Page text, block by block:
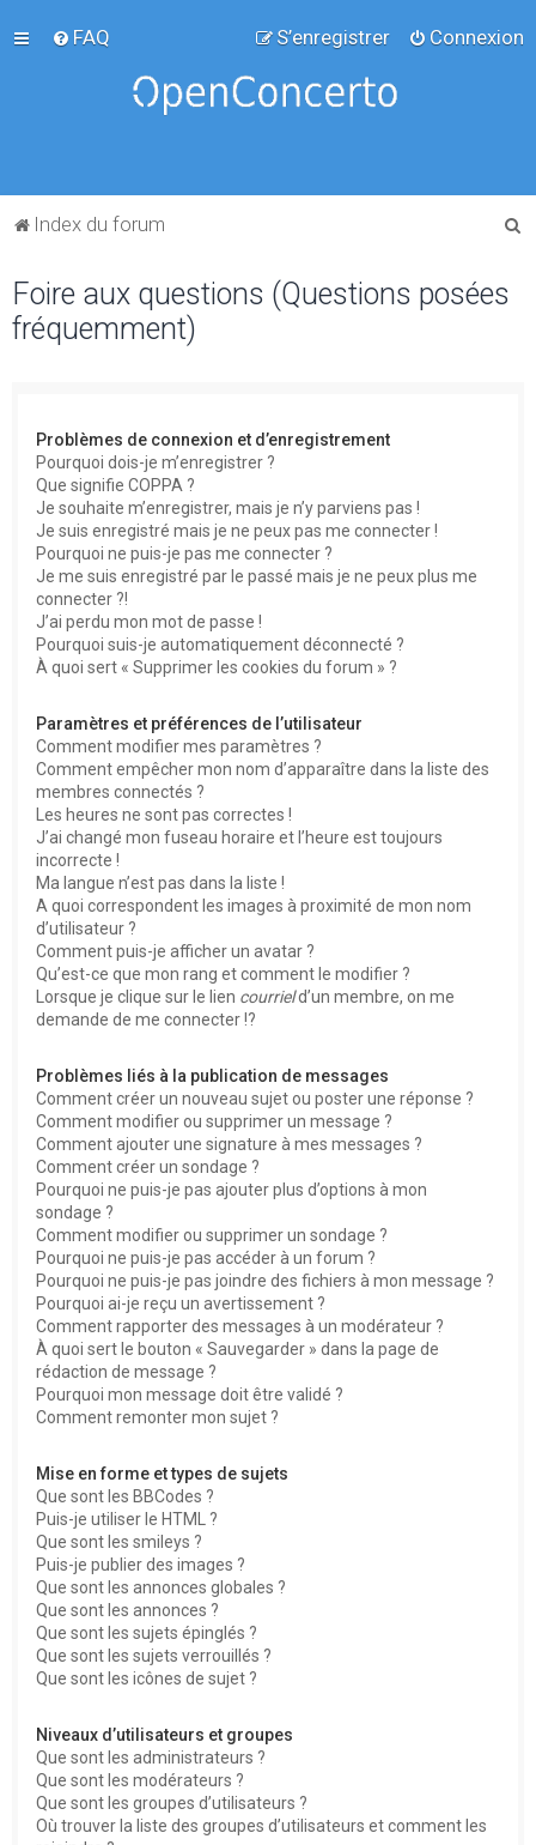
FAQ Connexion
S’enregistrer
Index du forum
Foire aux questions (Questions posées
fréquemment)
Problèmes de connexion et d’enregistrement
Pourquoi dois-je m’enregistrer ?
Que signifie COPPA ?
Je souhaite m’enregistrer, mais je n’y parviens pas !
Je suis enregistré mais je ne peux pas me connecter !
Pourquoi ne puis-je pas me connecter ?
Je me suis enregistré par le passé mais je ne peux plus me
connecter ?!
J’ai perdu mon mot de passe !
Pourquoi suis-je automatiquement déconnecté ?
À quoi sert « Supprimer les cookies du forum » ?
Paramètres et préférences de l’utilisateur
Comment modifier mes paramètres ?
Comment empêcher mon nom d’apparaître dans la liste des
membres connectés ?
Les heures ne sont pas correctes !
J’ai changé mon fuseau horaire et l’heure est toujours
incorrecte !
Ma langue n’est pas dans la liste !
A quoi correspondent les images à proximité de mon nom
d’utilisateur ?
Comment puis-je afficher un avatar ?
Qu’est-ce que mon rang et comment le modifier ?
Lorsque je clique sur le lien courrield’un membre, on me
demande de me connecter !?
Problèmes liés à la publication de messages
Comment créer un nouveau sujet ou poster une réponse ?
Comment modifier ou supprimer un message ?
Comment ajouter une signature à mes messages ?
Comment créer un sondage ?
Pourquoi ne puis-je pas ajouter plus d’options à mon
sondage ?
Comment modifier ou supprimer un sondage ?
Pourquoi ne puis-je pas accéder à un forum ?
Pourquoi ne puis-je pas joindre des fichiers à mon message ?
Pourquoi ai-je reçu un avertissement ?
Comment rapporter des messages à un modérateur ?
À quoi sert le bouton « Sauvegarder » dans la page de
rédaction de message ?
Pourquoi mon message doit être validé ?
Comment remonter mon sujet ?
Mise en forme et types de sujets
Que sont les BBCodes ?
Puis-je utiliser le HTML ?
Que sont les smileys ?
Puis-je publier des images ?
Que sont les annonces globales ?
Que sont les annonces ?
Que sont les sujets épinglés ?
Que sont les sujets verrouillés ?
Que sont les icônes de sujet ?
Niveaux d’utilisateurs et groupes
Que sont les administrateurs ?
Que sont les modérateurs ?
Que sont les groupes d’utilisateurs ?
Où trouver la liste des groupes d’utilisateurs et comment les